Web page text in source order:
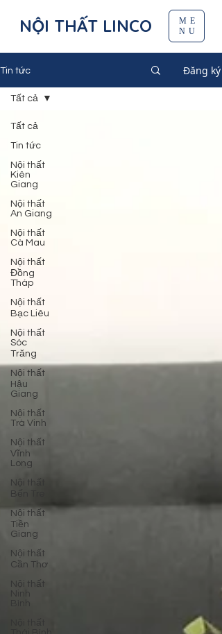
NỘI THẤT LINCO
ME
NU
Tin tức Đăng ký
Tất cả
Tin tức
Nội thất
Kiên
Giang
Nội thất
An Giang
Nội thất
Cà Mau
Nội thất
Đồng
Tháp
Nội thất
Bạc Liêu
Nội thất
Sóc
Trăng
Nội thất
Hậu
Giang
Nội thất
Trà Vinh
Nội thất
Vĩnh
Long
Nội thất
Bến Tre
Nội thất
Tiền
Giang
Nội thất
Cần Thơ
Nội thất
Ninh
Tất cả